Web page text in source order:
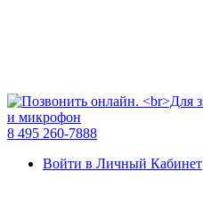
8 495 260-7888
Войти в Личный Кабинет